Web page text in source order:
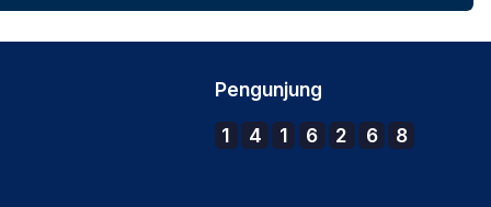
Pengunjung
1 4 1 6 2 6 8